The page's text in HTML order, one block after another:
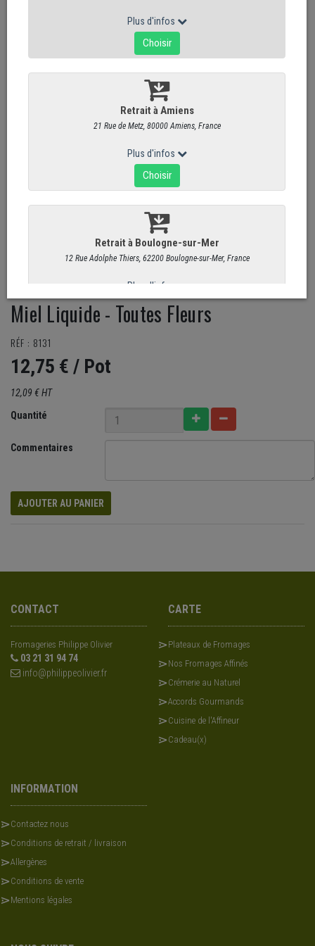
Miel Liquide - Toutes Fleurs
RÉF : 8131
12,75 € / Pot
12,09 € HT
Quantité
Commentaires
AJOUTER AU PANIER
CONTACT
Fromageries Philippe Olivier
03 21 31 94 74
info@philippeolivier.fr
CARTE
Plateaux de Fromages
Nos Fromages Affinés
Crémerie au Naturel
Accords Gourmands
Cuisine de l'Affineur
Cadeau(x)
INFORMATION
Contactez nous
Conditions de retrait / livraison
Allergènes
Conditions de vente
Mentions légales